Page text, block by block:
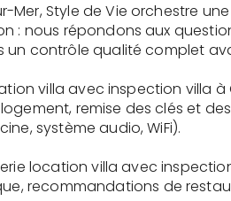
Mer, Style de Vie orchestre
: nous répondons aux
contrôle qualité complet
villa avec inspection villa
remise des clés et
système audio, WiFi).
location villa avec
recommandations de